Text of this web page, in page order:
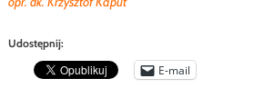
Udostępnij:
E-mail